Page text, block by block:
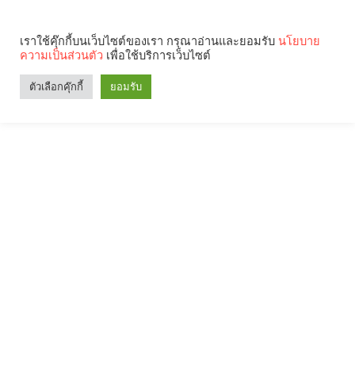
เราใช้คุ๊กกี้บนเว็บไซต์ของเรา กรุณาอ่านและยอมรับ นโยบาย
ความเป็นส่วนตัว เพื่อใช้บริการเว็บไซต์
ตัวเลือกคุ๊กกี้ ยอมรับ